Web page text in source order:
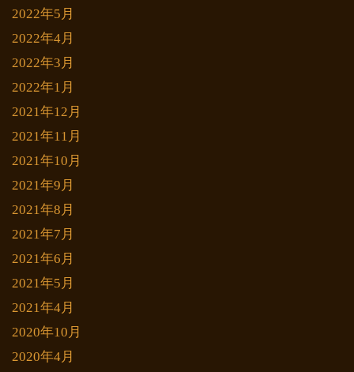
2022年5月
2022年4月
2022年3月
2022年1月
2021年12月
2021年11月
2021年10月
2021年9月
2021年8月
2021年7月
2021年6月
2021年5月
2021年4月
2020年10月
2020年4月